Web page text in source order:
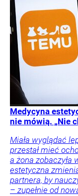
Medycyna
nie mówią. „Nie
Miała wyglądać
przestał mieć
a żona zobaczyła
estetyczna
partnera, by
– zupełnie od